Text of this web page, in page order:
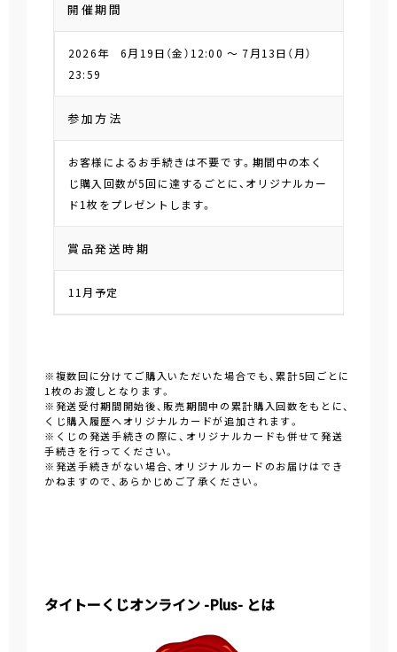
開催期間
2026年 6月19日（金）12:00 ～ 7月13日（月）
23:59
参加方法
お客様によるお手続きは不要です。期間中の本く
じ購入回数が5回に達するごとに、オリジナルカー
ド1枚をプレゼントします。
賞品発送時期
11月予定
※複数回に分けてご購入いただいた場合でも、累計5回ごとに
1枚のお渡しとなります。
※発送受付期間開始後、販売期間中の累計購入回数をもとに、
くじ購入履歴へオリジナルカードが追加されます。
※くじの発送手続きの際に、オリジナルカードも併せて発送
手続きを行ってください。
※発送手続きがない場合、オリジナルカードのお届けはでき
かねますので、あらかじめご了承ください。
タイトーくじオンライン -Plus- とは